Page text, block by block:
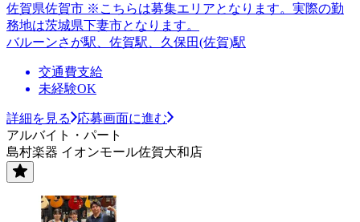
佐賀県佐賀市 ※こちらは募集エリアとなります。実際の勤
務地は茨城県下妻市となります。
バルーンさが駅、佐賀駅、久保田(佐賀)駅
交通費支給
未経験OK
詳細を見る
応募画面に進む
アルバイト・パート
島村楽器 イオンモール佐賀大和店